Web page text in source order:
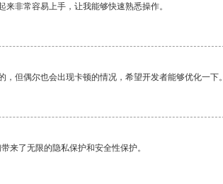
非常容易上手，让我能够快速熟悉操作。
但偶尔也会出现卡顿的情况，希望开发者能够优化一下。
来了无限的隐私保护和安全性保护。